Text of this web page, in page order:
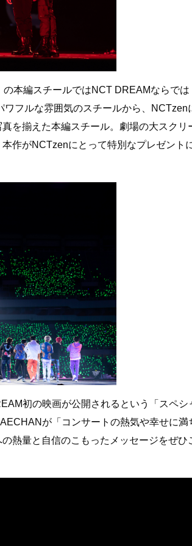
本編スチールではNCT DREAMならでは
フルな雰囲気のスチールから、NCTzen
を揃えた本編スチール。劇場の大スクリ
作がNCTzenにとって特別なプレゼント
初の映画が公開されるという「スペシ
が「コンサートの熱気や幸せに満
熱量と自信のこもったメッセージをぜひ